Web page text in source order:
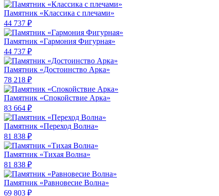
Памятник «Классика c плечами»
44 737 ₽
Памятник «Гармония Фигурная»
44 737 ₽
Памятник «Достоинство Арка»
78 218 ₽
Памятник «Спокойствие Арка»
83 664 ₽
Памятник «Переход Волна»
81 838 ₽
Памятник «Тихая Волна»
81 838 ₽
Памятник «Равновесие Волна»
69 803 ₽